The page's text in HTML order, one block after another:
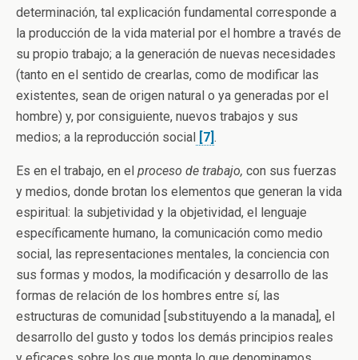
determinación, tal explicación fundamental corresponde a
la producción de la vida material por el hombre a través de
su propio trabajo; a la generación de nuevas necesidades
(tanto en el sentido de crearlas, como de modificar las
existentes, sean de origen natural o ya generadas por el
hombre) y, por consiguiente, nuevos trabajos y sus
medios; a la reproducción social [7] .
Es en el trabajo, en el proceso de trabajo, con sus fuerzas
y medios, donde brotan los elementos que generan la vida
espiritual: la subjetividad y la objetividad, el lenguaje
específicamente humano, la comunicación como medio
social, las representaciones mentales, la conciencia con
sus formas y modos, la modificación y desarrollo de las
formas de relación de los hombres entre sí, las
estructuras de comunidad [substituyendo a la manada], el
desarrollo del gusto y todos los demás principios reales